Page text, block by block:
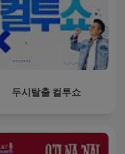
두시탈출 컬투쇼